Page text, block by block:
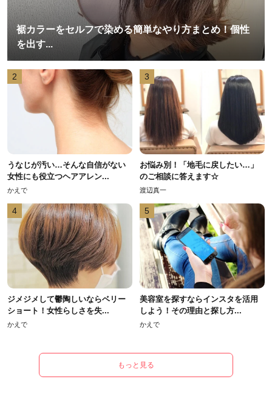
裾カラーをセルフで染める簡単なやり方まとめ！個性
を出す...
2
うなじが汚い…そんな自信がない
女性にも役立つヘアアレン...
かえで
3
お悩み別！「地毛に戻したい…」
のご相談に答えます☆
渡辺真一
4
ジメジメして鬱陶しいならベリー
ショート！女性らしさを失...
かえで
5
美容室を探すならインスタを活用
しよう！その理由と探し方...
かえで
もっと見る